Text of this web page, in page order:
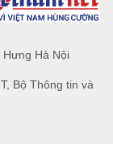
Hưng Hà Nội
Bộ Thông tin và